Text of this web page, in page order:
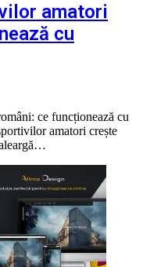
amatori
cu
ce funcționează cu
amatori crește